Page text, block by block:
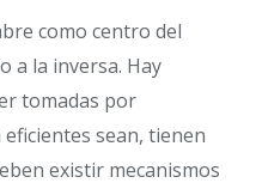
como centro del
a la inversa. Hay
tomadas por
sean, tienen
existir mecanismos